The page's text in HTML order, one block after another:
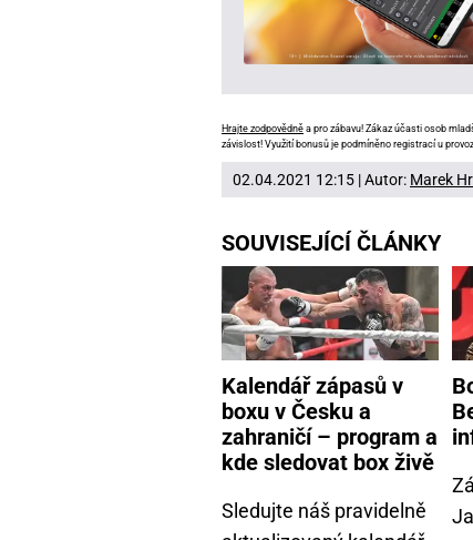
Hrajte zodpovědně a pro zábavu! Zákaz účasti osob
závislost! Využití bonusů je podmíněno registrací u
02.04.2021 12:15 | Autor: Marek
SOUVISEJÍCÍ ČLÁNKY
Kalendář zápasů v
boxu v Česku a
zahraničí – program a
kde sledovat box živě
Sledujte náš pravidelně